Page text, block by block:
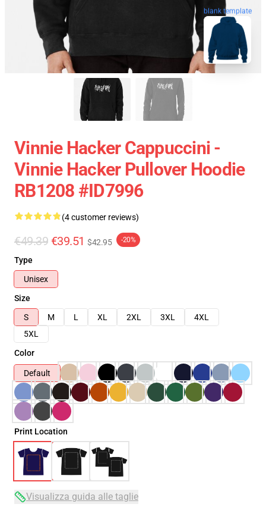
blank template
Vinnie Hacker Cappuccini -
Vinnie Hacker Pullover Hoodie
RB1208 #ID7996
(4 customer reviews)
€49.39 €39.51 $42.95 -20%
Type
Unisex
Size
S
M L XL 2XL 3XL
4XL
5XL
Color
Default
Print Location
Visualizza guida alle taglie